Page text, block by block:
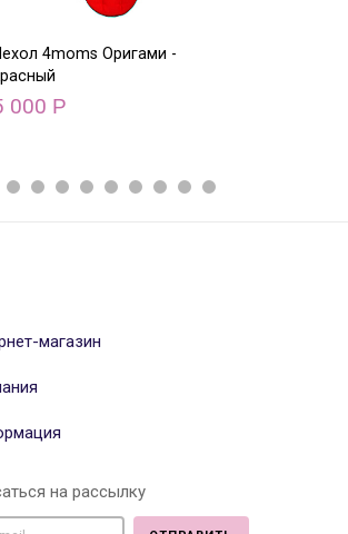
4moms Оригами -
000 Р
магазин
на рассылку